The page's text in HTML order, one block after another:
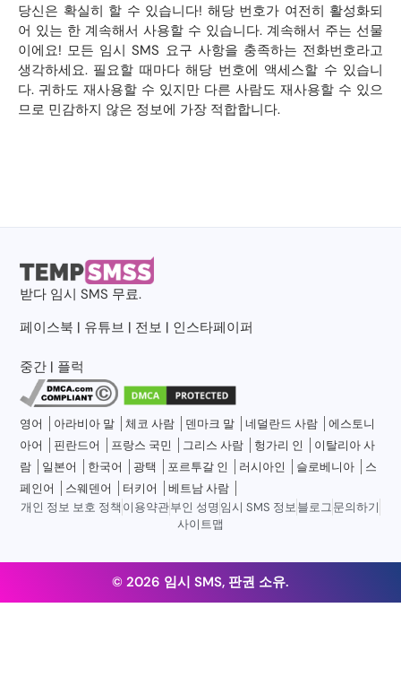
당신은 확실히 할 수 있습니다! 해당 번호가 여전히 활성화되
어 있는 한 계속해서 사용할 수 있습니다. 계속해서 주는 선물
이에요! 모든 임시 SMS 요구 사항을 충족하는 전화번호라고
생각하세요. 필요할 때마다 해당 번호에 액세스할 수 있습니
다. 귀하도 재사용할 수 있지만 다른 사람도 재사용할 수 있으
므로 민감하지 않은 정보에 가장 적합합니다.
받다 임시 SMS 무료.
페이스북 | 유튜브 | 전보 | 인스타페이퍼
중간 | 플럭
영어 아라비아 말 체코 사람 덴마크 말 네덜란드 사람
에스토니
아어
핀란드어 프랑스 국민 그리스 사람 헝가리 인
이탈리아 사
람
일본어 한국어 광택 포르투갈 인 러시아인 슬로베니아
스
페인어
스웨덴어 터키어
베트남 사람
개인 정보 보호 정책 이용약관부인 성명 임시 SMS 정보블로그문의하기
사이트맵
© 2026 임시 SMS, 판권 소유.